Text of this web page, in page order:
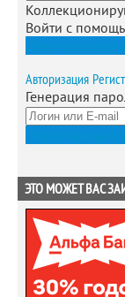
Войти с
Авторизация
Генерация
ЭТО МОЖЕТ ВАС